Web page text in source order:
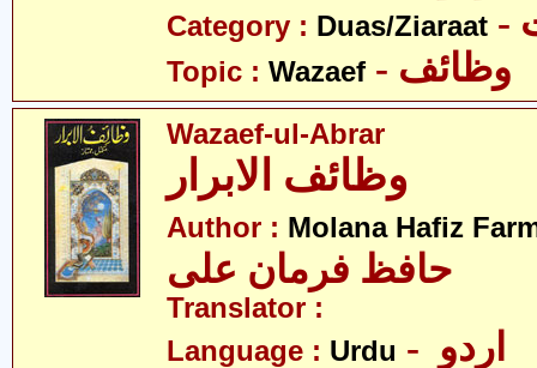
Category : Duas/Ziaraat
Topic : Wazaef - وظائف
Wazaef-ul-Abrar
وظائف الابرار
Author : Molana Hafiz
حافظ فرمان علی
Translator :
Language : Urdu